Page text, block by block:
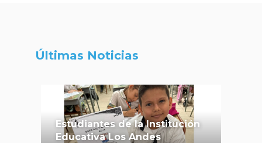
Últimas Noticias
Estudiantes de la Institución
Educativa Los Andes